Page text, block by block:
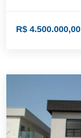
R$ 4.500.000,00